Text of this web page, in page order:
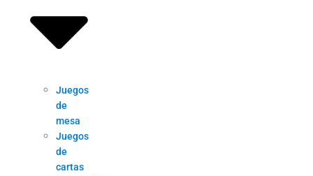
Juegos
de
mesa
Juegos
de
cartas